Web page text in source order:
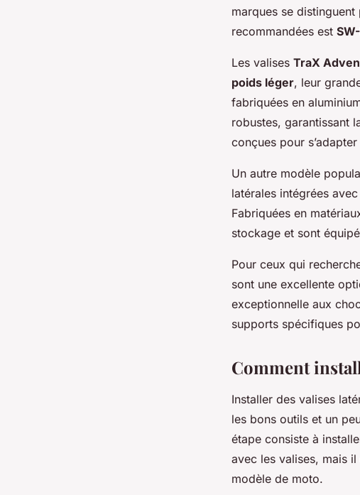
marques se
recommandées est
Les valises TraX
poids léger, leur
fabriquées en
robustes, garantissant
conçues pour s’adapter
Un autre modèle
latérales intégrées
Fabriquées en
stockage et sont
Pour ceux qui
sont une excellente
exceptionnelle aux
supports spécifiques
Comment
Installer des valises
les bons outils et un
étape consiste à
avec les valises, mais
modèle de moto.